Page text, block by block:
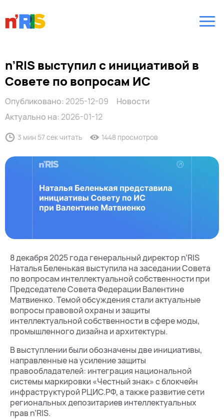
n’RIS выступил c инициативой в
Совете по вопросам ИС
Опубликовано: 2025-12-09
Актуально на: 2026-01-12
Новости
3 мин 57 сек читать 1448 просмотров
8 декабря 2025 года генеральный директор n’RIS
Наталья Беленькая выступила на заседании Совета
по вопросам интеллектуальной собственности при
Председателе Совета Федерации Валентине
Матвиенко. Темой обсуждения стали актуальные
вопросы правовой охраны и защиты
интеллектуальной собственности в сфере моды,
промышленного дизайна и архитектуры.
В выступлении были обозначены две инициативы,
направленные на усиление защиты
правообладателей: интеграция национальной
системы маркировки «Честный знак» с блокчейн
инфраструктурой РЦИС.РФ, а также развитие сети
региональных депозитариев интеллектуальных
прав n’RIS.